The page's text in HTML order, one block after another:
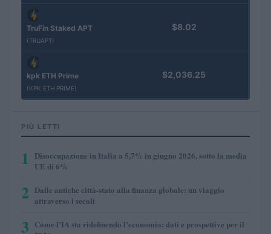
TruFin Staked APT
(TRUAPT)
$8.02
kpk ETH Prime
(KPK ETH PRIME)
$2,036.25
PIÙ LETTI
1
Disoccupazione in Italia a 5,7% in giugno 2026, sotto la media
UE di 6%
2 Dalle antiche città-stato alla finanza globale: un viaggio
attraverso i secoli
3 Come l’IA sta ridefinendo l’economia: dati e prospettive per il